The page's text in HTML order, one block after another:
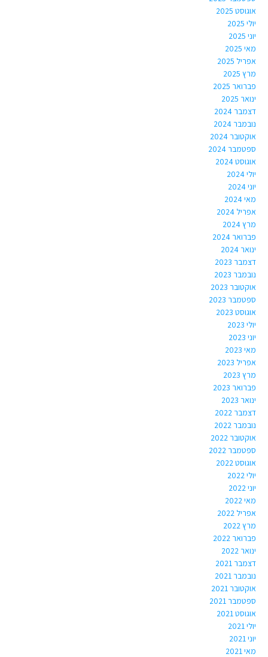
אוגוסט 2025
יולי 2025
יוני 2025
מאי 2025
אפריל 2025
מרץ 2025
פברואר 2025
ינואר 2025
דצמבר 2024
נובמבר 2024
אוקטובר 2024
ספטמבר 2024
אוגוסט 2024
יולי 2024
יוני 2024
מאי 2024
אפריל 2024
מרץ 2024
פברואר 2024
ינואר 2024
דצמבר 2023
נובמבר 2023
אוקטובר 2023
ספטמבר 2023
אוגוסט 2023
יולי 2023
יוני 2023
מאי 2023
אפריל 2023
מרץ 2023
פברואר 2023
ינואר 2023
דצמבר 2022
נובמבר 2022
אוקטובר 2022
ספטמבר 2022
אוגוסט 2022
יולי 2022
יוני 2022
מאי 2022
אפריל 2022
מרץ 2022
פברואר 2022
ינואר 2022
דצמבר 2021
נובמבר 2021
אוקטובר 2021
ספטמבר 2021
אוגוסט 2021
יולי 2021
יוני 2021
מאי 2021